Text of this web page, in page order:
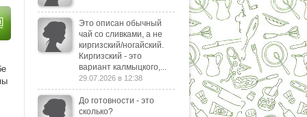
Это описан обычный
чай со сливками, а не
киргизский/ногайский.
Киргизский - это
вариант калмыцкого,...
29.07.2026 в 12:38
До готовности - это
сколько?